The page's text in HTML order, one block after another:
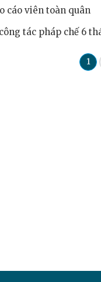
cáo viên toàn quân
tác pháp chế 6
1